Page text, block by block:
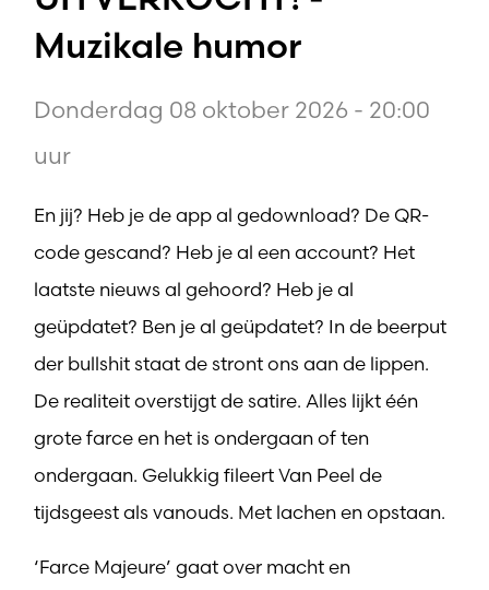
Muzikale humor
Donderdag 08 oktober 2026 - 20:00
uur
En jij? Heb je de app al gedownload? De QR-
code gescand? Heb je al een account? Het
laatste nieuws al gehoord? Heb je al
geüpdatet? Ben je al geüpdatet? In de beerput
der bullshit staat de stront ons aan de lippen.
De realiteit overstijgt de satire. Alles lijkt één
grote farce en het is ondergaan of ten
ondergaan. Gelukkig fileert Van Peel de
tijdsgeest als vanouds. Met lachen en opstaan.
‘Farce Majeure’ gaat over macht en